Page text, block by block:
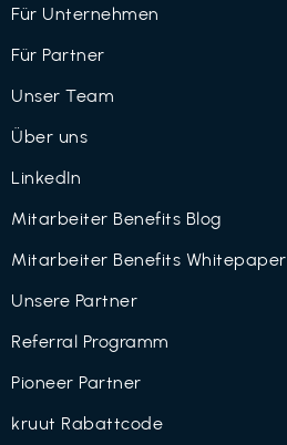
Für Unternehmen
Für Partner
Unser Team
Über uns
LinkedIn
Mitarbeiter Benefits Blog
Mitarbeiter Benefits Whitepaper
Unsere Partner
Referral Programm
Pioneer Partner
kruut Rabattcode